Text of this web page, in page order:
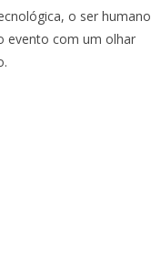
o ser humano
evento com um olhar